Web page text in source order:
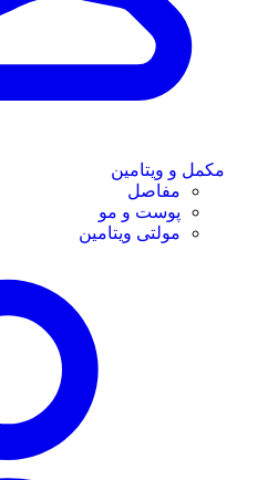
مکمل و ویتامین
مفاصل
پوست و مو
مولتی ویتامین